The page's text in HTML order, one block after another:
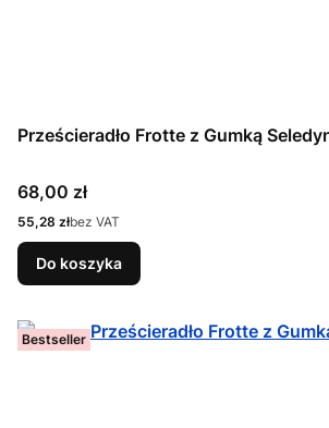
Prześcieradło Frotte z Gumką
Cena
68,00 zł
Cena
55,28 złbez VAT
Do koszyka
Bestseller